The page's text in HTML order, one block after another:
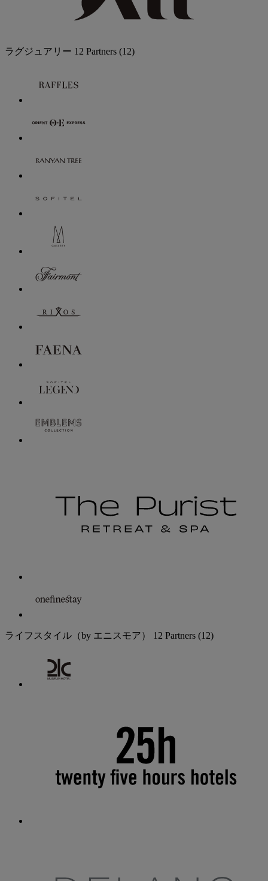
ラグジュアリー 12 Partners (12)
ライフスタイル（by エニスモア） 12 Partners (12)